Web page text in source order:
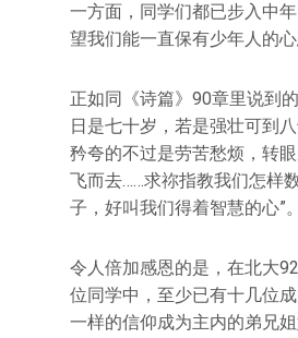
一方面，同学们都已步入中
望我们能一直保有少年人的心
正如同《诗篇》90章里说到
日是七十岁，若是强壮可到
矜夸的不过是劳苦愁烦，转
飞而去……求祢指教我们怎样
子，好叫我们得着智慧的心”。
令人倍加感恩的是，在北大
位同学中，至少已有十几位
一样的信仰成为主内的弟兄